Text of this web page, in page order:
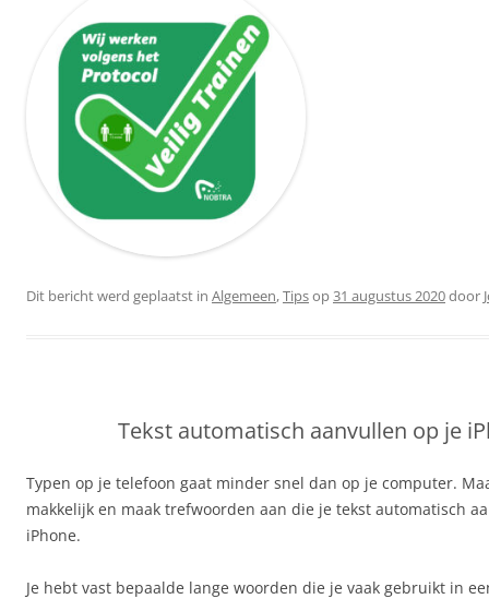
Dit bericht werd geplaatst in Algemeen,Tipsop31 augustus 2020door
Tekst automatisch aanvullen op je
Typen op je telefoon gaat minder snel dan op je computer.
makkelijk en maak trefwoorden aan die je tekst automatisch
iPhone.
Je hebt vast bepaalde lange woorden die je vaak gebruikt in